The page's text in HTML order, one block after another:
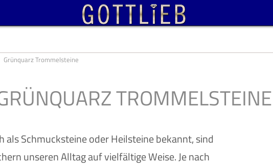
Grünquarz Trommelsteine
TROMMELSTEINE
als Schmucksteine oder Heilsteine bekannt, sind
unseren Alltag auf vielfältige Weise. Je nach